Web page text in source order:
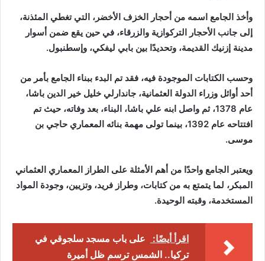
وأخذ الجامع اسمه من أحجار الخزف الأخضر، التي تغطي المئذنة،
إلى جانب الأحجار التركوازية والزرقاء، في حين يقع ضمن أسوار
مدينة إزنيك القديمة، وتحديدًا بين بابي ليفكي، وإسطنبول.
وحسب الكتابات الموجودة فيه، فقد تم البدء ببناء الجامع بأمر من
أحد أوائل وزراء الدولة العثمانية، جاندارلي خليل خير الدين باشا،
عام 1378، ثم واصل ابنه علي باشا، البناء، بعد وفاته، حيث تم
افتتاحه عام 1392، بينما تولى مهمة بنائه المعماري حاجي بن
موسى.
ويعتبر الجامع واحدًا من أهم الأمثلة على الطراز المعماري العثماني
المبكر، لما يتمتع به من كتابات، وطراز فريد، وتزيين، وجودة المواد
المستخدمة، وقبته الوحيدة.
اقرأ أيضًا:
على باب مسجد سلجوقي في
تركيا.. الشمس ترسم ظل أميرة